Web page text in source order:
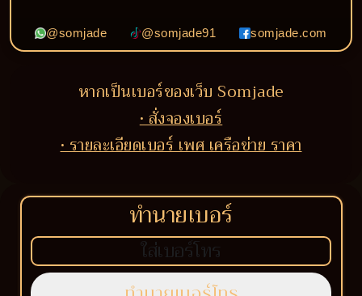
@somjade @somjade91 somjade.com
หากเป็นเบอร์ของเว็บ Somjade
• สั่งจองเบอร์
• รายละเอียดเบอร์ เพศ เครือข่าย ราคา
ทำนายเบอร์